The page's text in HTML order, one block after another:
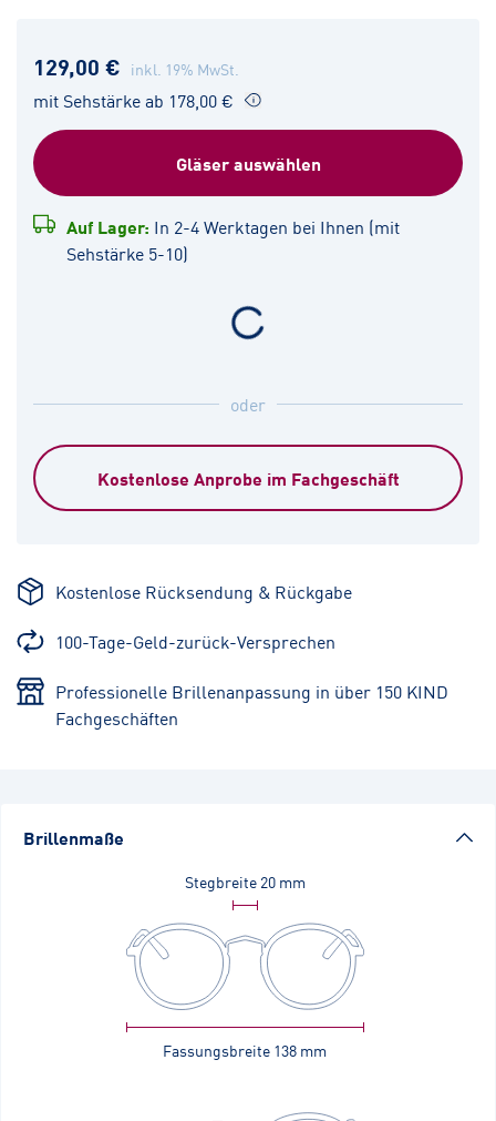
129,00 € inkl. 19% MwSt.
mit Sehstärke ab 178,00 €
Gläser auswählen
Auf Lager: In 2-4 Werktagen bei Ihnen (mit
Sehstärke 5-10)
oder
Kostenlose Anprobe im Fachgeschäft
Kostenlose Rücksendung & Rückgabe
100-Tage-Geld-zurück-Versprechen
Professionelle Brillenanpassung in über 150 KIND
Fachgeschäften
Brillenmaße
Stegbreite 20 mm
Fassungsbreite 138 mm